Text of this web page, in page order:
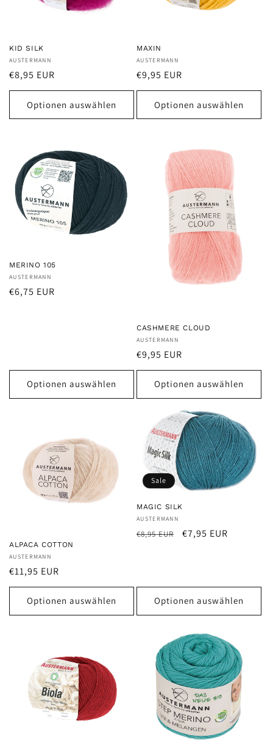
:
KID SILK
Anbieter:
AUSTERMANN
Normaler
Preis
€8,95 EUR
Optionen auswählen
MAXIN
Anbieter:
AUSTERMANN
Normaler
Preis
€9,95 EUR
Optionen auswählen
MERINO 105
Anbieter:
AUSTERMANN
Normaler
€6,75 EUR
Optionen auswählen
CASHMERE CLOUD
Anbieter:
AUSTERMANN
Normaler
Preis
€9,95 EUR
Optionen auswählen
ALPACA COTTON
Anbieter:
AUSTERMANN
Normaler
Preis
€11,95 EUR
Optionen auswählen
Sale
MAGIC SILK
Anbieter:
AUSTERMANN
Normaler
€8,95 EUR Verkaufspreis
€7,95 EUR
Optionen auswählen